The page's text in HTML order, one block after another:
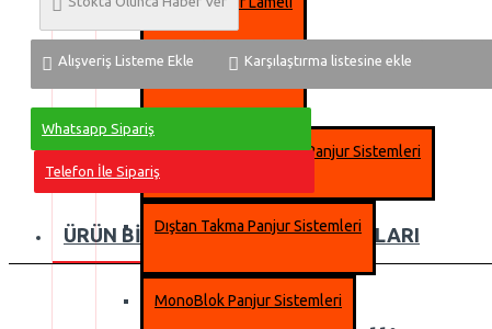
Alüminyum Extrüzyon Panjur Sistemleri
Dıştan Takma Panjur Sistemleri
MonoBlok Panjur Sistemleri
Alışveriş Listeme Ekle Karşılaştırma listesine ekle
Whatsapp Sipariş
Telefon İle Sipariş
ÜRÜN BILGISI MÜŞTERI YORUMLARI